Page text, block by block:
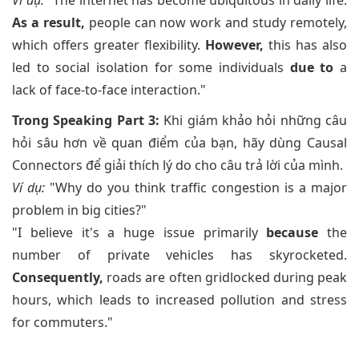
As a result, people can now work and study remotely,
which offers greater flexibility. However, this has also
led to social isolation for some individuals due to a
lack of face-to-face interaction."
Trong Speaking Part 3: Khi giám khảo hỏi những câu
hỏi sâu hơn về quan điểm của bạn, hãy dùng Causal
Connectors để giải thích lý do cho câu trả lời của mình.
Ví dụ: "Why do you think traffic congestion is a major
problem in big cities?"
"I believe it's a huge issue primarily because the
number of private vehicles has skyrocketed.
Consequently, roads are often gridlocked during peak
hours, which leads to increased pollution and stress
for commuters."